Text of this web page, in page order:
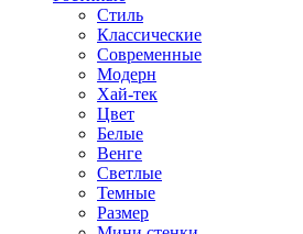
Стиль
Классические
Современные
Модерн
Хай-тек
Цвет
Белые
Венге
Светлые
Темные
Размер